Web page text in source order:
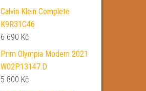
Calvin Klein Complete
K9R31C46
6 690 Kč
Prim Olympia Modern 2021
W02P.13147.D
5 800 Kč